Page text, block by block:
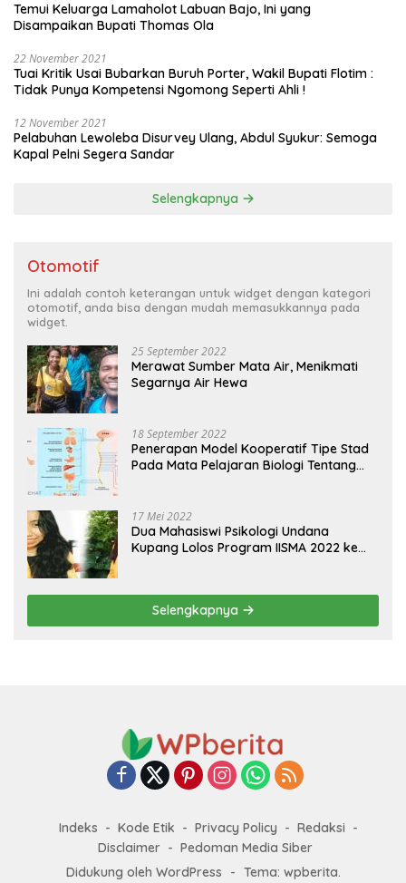
Temui Keluarga Lamaholot Labuan Bajo, Ini yang
Disampaikan Bupati Thomas Ola
22 November 2021
Tuai Kritik Usai Bubarkan Buruh Porter, Wakil Bupati Flotim :
Tidak Punya Kompetensi Ngomong Seperti Ahli !
12 November 2021
Pelabuhan Lewoleba Disurvey Ulang, Abdul Syukur: Semoga
Kapal Pelni Segera Sandar
Selengkapnya
Otomotif
Ini adalah contoh keterangan untuk widget dengan kategori
otomotif, anda bisa dengan mudah memasukkannya pada
widget.
25 September 2022
Merawat Sumber Mata Air, Menikmati
Segarnya Air Hewa
18 September 2022
Penerapan Model Kooperatif Tipe Stad
Pada Mata Pelajaran Biologi Tentang
17 Mei 2022
Dua Mahasiswi Psikologi Undana
Kupang Lolos Program IISMA 2022 ke
Selengkapnya
Indeks Kode Etik Privacy Policy
Redaksi
Disclaimer
Pedoman Media Siber
Didukung oleh WordPress
- Tema: wpberita.